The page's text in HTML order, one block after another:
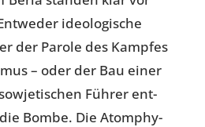
ideo­lo­gi­sche
der Parole des Kampfes
– oder der Bau einer
Führer ent­
Bombe. Die Atom­phy­